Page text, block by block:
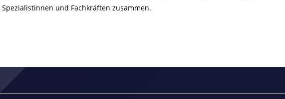
und Fachkräften zusammen.